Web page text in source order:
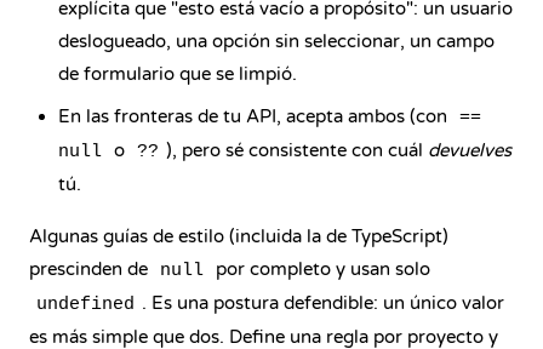
explícita que "esto está vacío a propósito": un usuario
deslogueado, una opción sin seleccionar, un campo
de formulario que se limpió.
En las fronteras de tu API, acepta ambos (con
==
null o ?? ), pero sé consistente con cuál devuelves
tú.
Algunas guías de estilo (incluida la de TypeScript)
prescinden de
null por completo y usan solo
undefined . Es una postura defendible: un único valor
es más simple que dos. Define una regla por proyecto y